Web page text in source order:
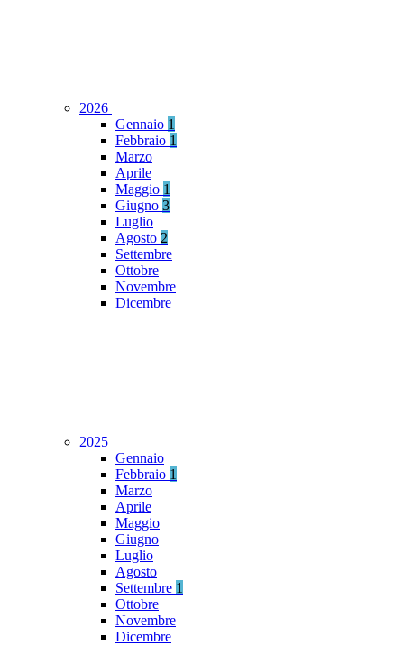
2026
Gennaio 1
Febbraio 1
Marzo
Aprile
Maggio 1
Giugno 3
Luglio
Agosto 2
Settembre
Ottobre
Novembre
Dicembre
2025
Gennaio
Febbraio 1
Marzo
Aprile
Maggio
Giugno
Luglio
Agosto
Settembre 1
Ottobre
Novembre
Dicembre